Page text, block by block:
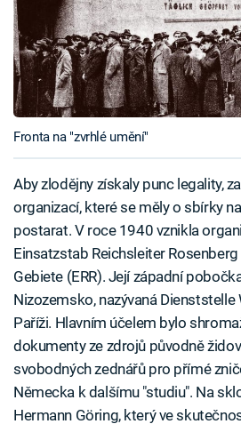
Fronta na "zvrhlé umění"
Aby zlodějny získaly punc legality,
organizací, které se měly o sbírky
postarat. V roce 1940 vznikla
Einsatzstab Reichsleiter
Gebiete (ERR). Její západní
Nizozemsko, nazývaná Dienststelle
Paříži. Hlavním účelem bylo
dokumenty ze zdrojů původně
svobodných zednářů pro přímé
Německa k dalšímu "studiu". Na
Hermann Göring, který ve